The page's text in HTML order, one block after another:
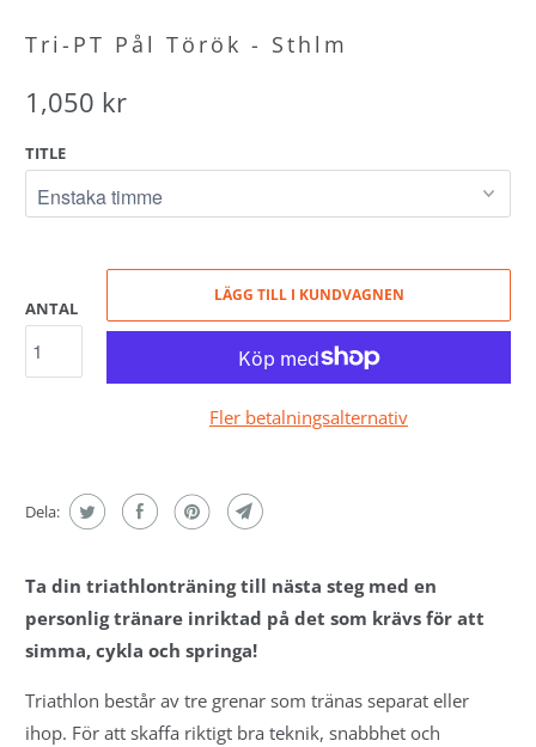
Tri-PT Pål Török - Sthlm
1,050 kr
TITLE
ANTAL
LÄGG TILL I KUNDVAGNEN
Fler betalningsalternativ
Dela:
Ta din triathlonträning till nästa steg med en
personlig tränare inriktad på det som krävs för att
simma, cykla och springa!
Triathlon består av tre grenar som tränas separat eller
ihop. För att skaffa riktigt bra teknik, snabbhet och